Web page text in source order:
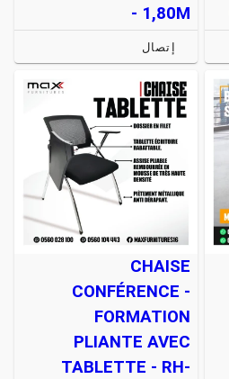
- 1,80M
إتصال
CHAISE
CONFÉRENCE -
FORMATION
PLIANTE AVEC
TABLETTE - RH-